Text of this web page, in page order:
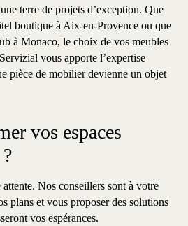
terre de projets d’exception. Que
boutique à Aix-en-Provence ou que
à Monaco, le choix de vos meubles
vous apporte l’expertise
pièce de mobilier devienne un objet
vos espaces
Nos conseillers sont à votre
plans et vous proposer des solutions
vos espérances.